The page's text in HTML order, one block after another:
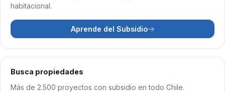
habitacional.
Aprende del Subsidio
Busca propiedades
Más de 2.500 proyectos con subsidio en todo Chile.